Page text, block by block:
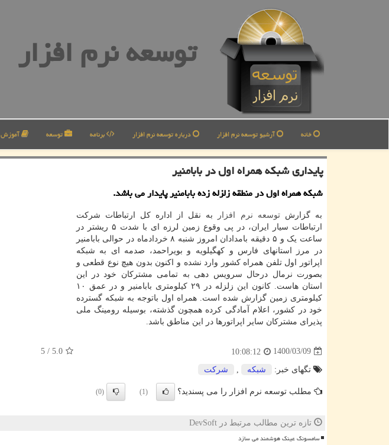
توسعه نرم افزار
خانه آرشیو توسعه نرم افزار درباره توسعه نرم افزار برنامه توسعه آموزش
پایداری شبكه همراه اول در بابامنیر
شبکه همراه اول در منطقه زلزله زده بابامنیر پایدار می باشد.
به گزارشتوسعه نرم افزار
به نقل از اداره کل ارتباطات شرکت
ارتباطات سیار ایران، در پی وقوع زمین لرزه ای با شدت ۵ ریشتر در
ساعت یک و ۵ دقیقه بامدادان امروز شنبه ۸ خردادماه در حوالی بابامنیر
در مرز استانهای فارس و کهگیلویه و بویراحمد، صدمه ای به شبکه
اپراتور اول تلفن همراه کشور وارد نشده و اکنون بدون هیچ نوع قطعی و
بصورت نرمال درحال سرویس دهی به تمامی مشترکان خود در این
استان هاست. کانون این زلزله در ۲۹ کیلومتری بابامنیر و در عمق ۱۰
کیلومتری زمین گزارش شده است. همراه اول باتوجه به شبکه گسترده
خود در کشور، اعلام آمادگی کرده همچون گذشته، بوسیله رومینگ ملی
پذیرای مشترکان سایر اپراتورها در این مناطق باشد.
1400/03/09
10:08:12
5.0
/
5
تگهای خبر: شبكه شركت
مطلب توسعه نرم افزار را می پسندید؟ (1)
(0)
تازه ترین مطالب مرتبط در DevSoft
سامسونگ عینک هوشمند می سازد